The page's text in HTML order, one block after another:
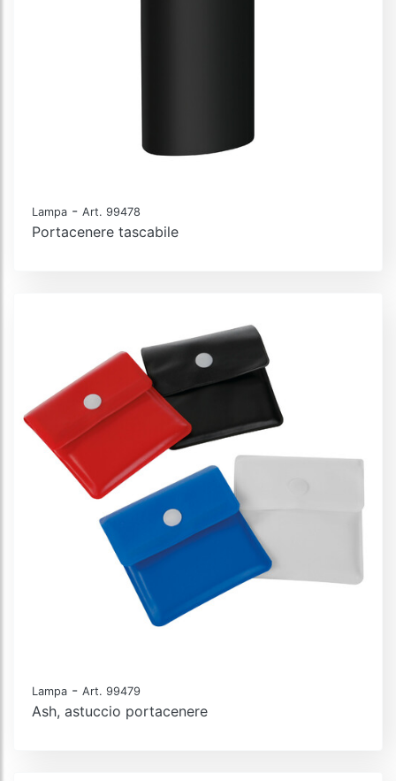
Lampa - Art. 99478
Portacenere tascabile
Lampa - Art. 99479
Ash, astuccio portacenere